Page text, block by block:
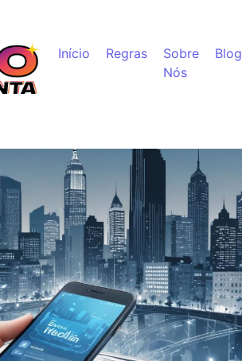
Início Regras
Sobre
Nós
Blog